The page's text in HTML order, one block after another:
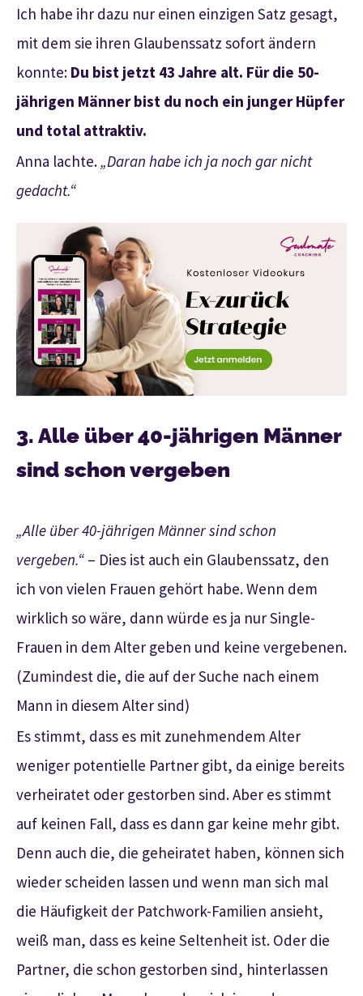
Ich habe ihr dazu nur einen einzigen Satz gesagt,
mit dem sie ihren Glaubenssatz sofort ändern
konnte: Du bist jetzt 43 Jahre alt. Für die 50-
jährigen Männer bist du noch ein junger Hüpfer
und total attraktiv.
Anna lachte.„Daran habe ich ja noch gar nicht
gedacht.“
3. Alle über 40-jährigen Männer
sind schon vergeben
„Alle über 40-jährigen Männer sind schon
vergeben.“ – Dies ist auch ein Glaubenssatz, den
ich von vielen Frauen gehört habe. Wenn dem
wirklich so wäre, dann würde es ja nur Single-
Frauen in dem Alter geben und keine vergebenen.
(Zumindest die, die auf der Suche nach einem
Mann in diesem Alter sind)
Es stimmt, dass es mit zunehmendem Alter
weniger potentielle Partner gibt, da einige bereits
verheiratet oder gestorben sind. Aber es stimmt
auf keinen Fall, dass es dann gar keine mehr gibt.
Denn auch die, die geheiratet haben, können sich
wieder scheiden lassen und wenn man sich mal
die Häufigkeit der Patchwork-Familien ansieht,
weiß man, dass es keine Seltenheit ist. Oder die
Partner, die schon gestorben sind, hinterlassen